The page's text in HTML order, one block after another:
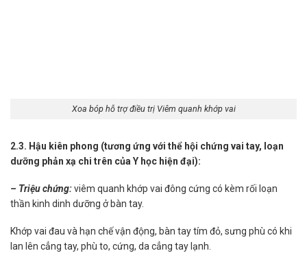
Xoa bóp hỗ trợ điều trị Viêm quanh khớp vai
2.3. Hậu kiên phong (tương ứng với thể hội chứng vai tay, loạn
dưỡng phản xạ chi trên của Y học hiện đại):
– Triệu chứng:viêm quanh khớp vai đông cứng có kèm rối loạn
thần kinh dinh dưỡng ở bàn tay.
Khớp vai đau và hạn chế vận động, bàn tay tím đỏ, sưng phù có khi
lan lên cẳng tay, phù to, cứng, da cẳng tay lạnh.